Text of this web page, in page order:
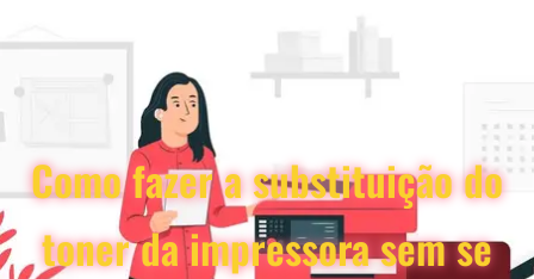
Como fazer a substituição do
toner da impressora sem se